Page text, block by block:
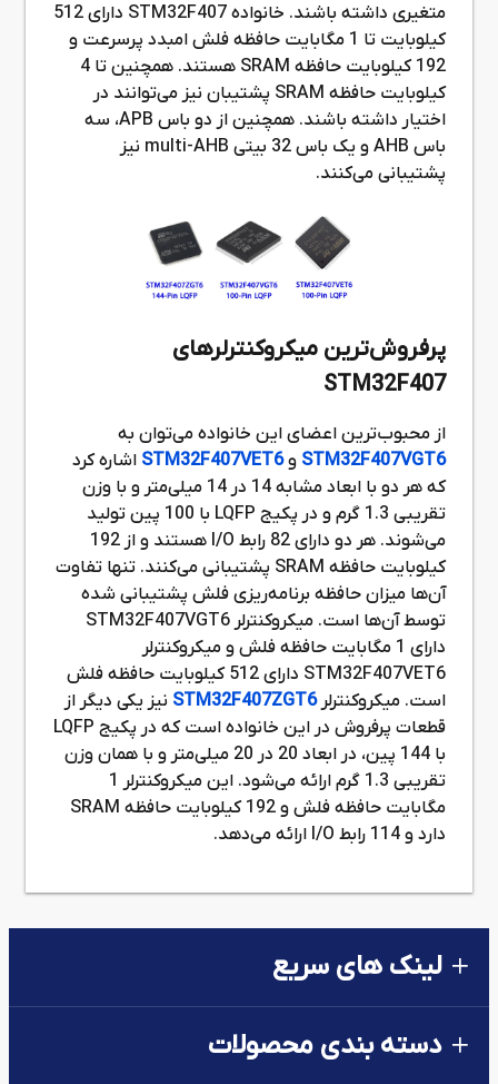
متغیری داشته باشند. خانواده STM32F407 دارای 512
کیلوبایت تا 1 مگابایت حافظه فلش امبدد پرسرعت و
192 کیلوبایت حافظه SRAM هستند. همچنین تا 4
کیلوبایت حافظه SRAM پشتیبان نیز می‌توانند در
اختیار داشته باشند. همچنین از دو باس APB، سه
باس AHB و یک باس 32 بیتی multi-AHB نیز
پشتیبانی می‌کنند.
پرفروش‌ترین میکروکنترلرهای
STM32F407
از محبوب‌ترین اعضای این خانواده می‌توان به
STM32F407VGT6 وSTM32F407VET6 اشاره کرد
که هر دو با ابعاد مشابه 14 در 14 میلی‌متر و با وزن
تقریبی 1.3 گرم و در پکیج LQFP با 100 پین تولید
می‌شوند. هر دو دارای 82 رابط I/O هستند و از 192
کیلوبایت حافظه SRAM پشتیبانی می‌کنند. تنها تفاوت
آن‌ها میزان حافظه برنامه‌ریزی فلش پشتیبانی شده
توسط آن‌ها است. میکروکنترلر STM32F407VGT6
دارای 1 مگابایت حافظه فلش و میکروکنترلر
STM32F407VET6 دارای 512 کیلوبایت حافظه فلش
است. میکروکنترلرSTM32F407ZGT6 نیز یکی دیگر از
قطعات پرفروش در این خانواده است که در پکیج LQFP
با 144 پین، در ابعاد 20 در 20 میلی‌متر و با همان وزن
تقریبی 1.3 گرم ارائه می‌شود. این میکروکنترلر 1
مگابایت حافظه فلش و 192 کیلوبایت حافظه SRAM
دارد و 114 رابط I/O ارائه می‌دهد.
لینک های سریع
دسته بندی محصولات